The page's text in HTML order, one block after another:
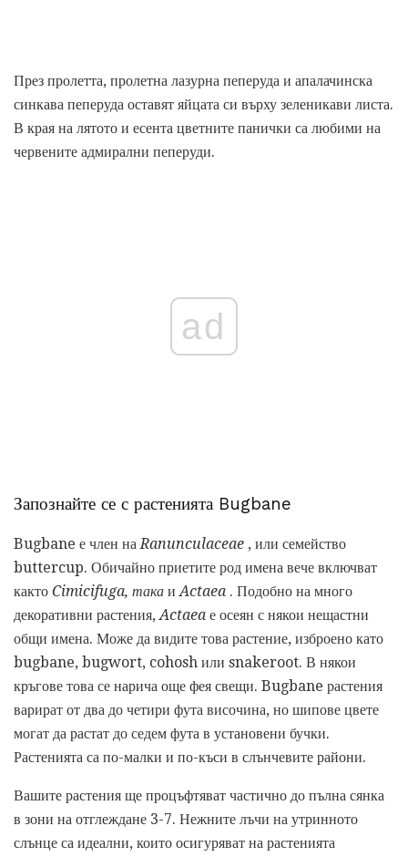
През пролетта, пролетна лазурна пеперуда и апалачинска
синкава пеперуда оставят яйцата си върху зеленикави листа.
В края на лятото и есента цветните панички са любими на
червените адмирални пеперуди.
ad
Запознайте се с растенията Bugbane
Bugbane е член наRanunculaceae , или семейство
buttercup. Обичайно приетите род имена вече включват
както Cimicifuga, така иActaea . Подобно на много
декоративни растения,Actaea е осеян с някои нещастни
общи имена. Може да видите това растение, изброено като
bugbane, bugwort, cohosh или snakeroot. В някои
кръгове това се нарича още фея свещи. Bugbane растения
варират от два до четири фута височина, но шипове цвете
могат да растат до седем фута в установени бучки.
Растенията са по-малки и по-къси в слънчевите райони.
Вашите растения ще процъфтяват частично до пълна сянка
в зони на отглеждане 3-7. Нежните лъчи на утринното
слънце са идеални, които осигуряват на растенията